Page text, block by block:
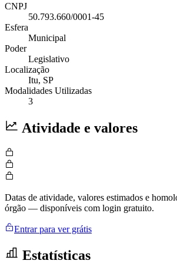
CNPJ
50.793.660/0001-45
Esfera
Municipal
Poder
Legislativo
Localização
Itu, SP
Modalidades Utilizadas
3
Atividade e valores
Datas de atividade, valores estimados e
órgão — disponíveis com login gratuito.
Entrar para ver grátis
Estatísticas